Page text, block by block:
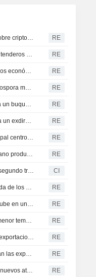
RE
RE
RE
RE
RE
RE
RE
RE
CI
RE
RE
RE
RE
RE
RE